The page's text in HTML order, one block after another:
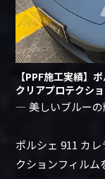
【PPF施工実績
クリアプロテクシ
― 美しいブルー
ポルシェ 911 カ
クションフィルム